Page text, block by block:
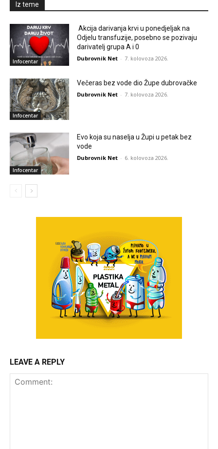
Iz teme
Infocentar
Akcija darivanja krvi u ponedjeljak na
Odjelu transfuzije, posebno se pozivaju
darivatelj grupa A i 0
Dubrovnik Net - 7. kolovoza 2026.
Infocentar
Večeras bez vode dio Župe dubrovačke
Dubrovnik Net - 7. kolovoza 2026.
Infocentar
Evo koja su naselja u Župi u petak bez
vode
Dubrovnik Net - 6. kolovoza 2026.
LEAVE A REPLY